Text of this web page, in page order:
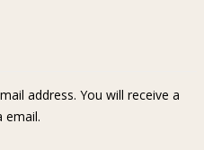
address. You will receive a
email.